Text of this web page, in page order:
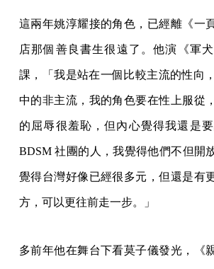
這兩年姚淳耀接的角色，已經離《一
店那個善良書生很遠了。他演《軍
課，「我是站在一個比較主流的性向
中的非主流，我的角色要在性上服從
的屈辱很羞恥，但內心覺得我還是
BDSM 社團的人，我覺得他們不但開
覺得台灣好像已經很多元，但還是有
方，可以更往前走一步。」
多前年他在舞台下看莫子儀發光，《